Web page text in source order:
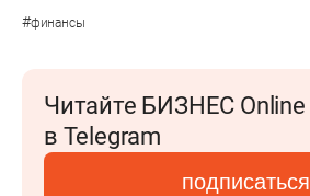
#финансы
Читайте БИЗНЕС Online
в Telegram
подписаться